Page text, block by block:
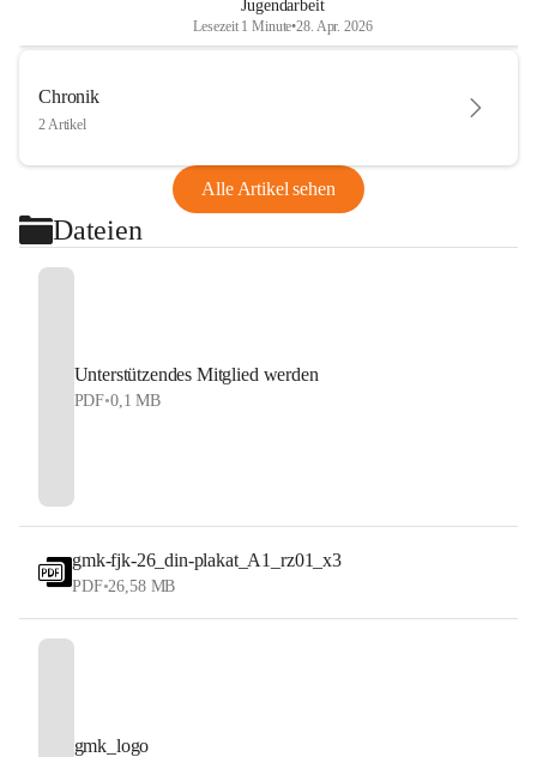
Jugendarbeit
Lesezeit 1 Minute•28. Apr. 2026
Chronik
2 Artikel
Alle Artikel sehen
Dateien
Unterstützendes Mitglied werden
PDF•0,1 MB
gmk-fjk-26_din-plakat_A1_rz01_x3
PDF•26,58 MB
gmk_logo